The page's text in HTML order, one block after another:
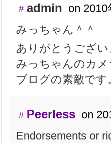
# admin on
みっちゃん＾＾
ありがとうござ
みっちゃんのカ
ブログの素敵です
# Peerless on
Endorsements or